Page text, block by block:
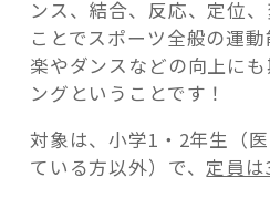
ンス、結合、反応、定位
ことでスポーツ全般の運
楽やダンスなどの向上に
ングということです！
対象は、小学1・2年生（
ている方以外）で、 定員は